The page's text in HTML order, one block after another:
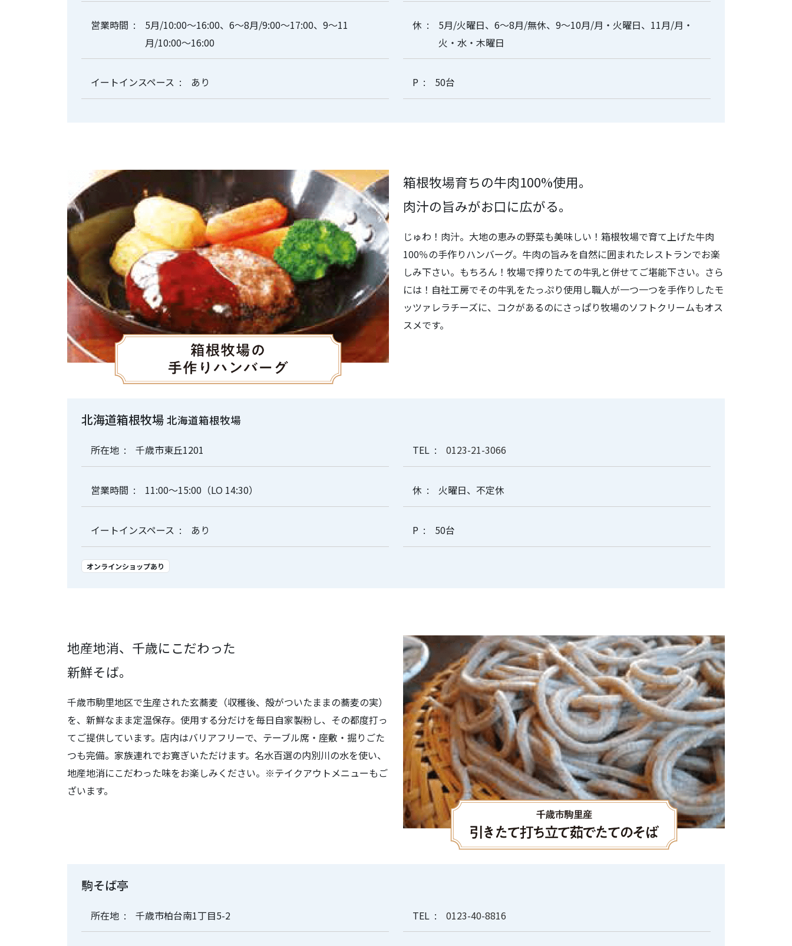
営業時間
5月/10:00～16:00、6～8月/9:00～17:00、9～11
月/10:00～16:00
休
5月/火曜日、6～8月/無休、9～10月/月・火曜日、11月/月・
火・水・木曜日
イートインスペース あり P 50台
箱根牧場育ちの牛肉100%使用。
肉汁の旨みがお口に広がる。
じゅわ！肉汁。大地の恵みの野菜も美味しい！箱根牧場で育て上げた牛肉
100％の手作りハンバーグ。牛肉の旨みを自然に囲まれたレストランでお楽
しみ下さい。もちろん！牧場で搾りたての牛乳と併せてご堪能下さい。さら
には！自社工房でその牛乳をたっぷり使用し職人が一つ一つを手作りしたモ
ッツァレラチーズに、コクがあるのにさっぱり牧場のソフトクリームもオス
スメです。
北海道箱根牧場 北海道箱根牧場
所在地 千歳市東丘1201 TEL 0123-21-3066
営業時間 11:00～15:00（LO 14:30） 休 火曜日、不定休
イートインスペース あり P 50台
オンラインショップあり
地産地消、千歳にこだわった
新鮮そば。
千歳市駒里地区で生産された玄蕎麦（収穫後、殻がついたままの蕎麦の実）
を、新鮮なまま定温保存。使用する分だけを毎日自家製粉し、その都度打っ
てご提供しています。店内はバリアフリーで、テーブル席・座敷・掘りごた
つも完備。家族連れでお寛ぎいただけます。名水百選の内別川の水を使い、
地産地消にこだわった味をお楽しみください。※テイクアウトメニューもご
ざいます。
駒そば亭
所在地 千歳市柏台南1丁目5-2 TEL 0123-40-8816